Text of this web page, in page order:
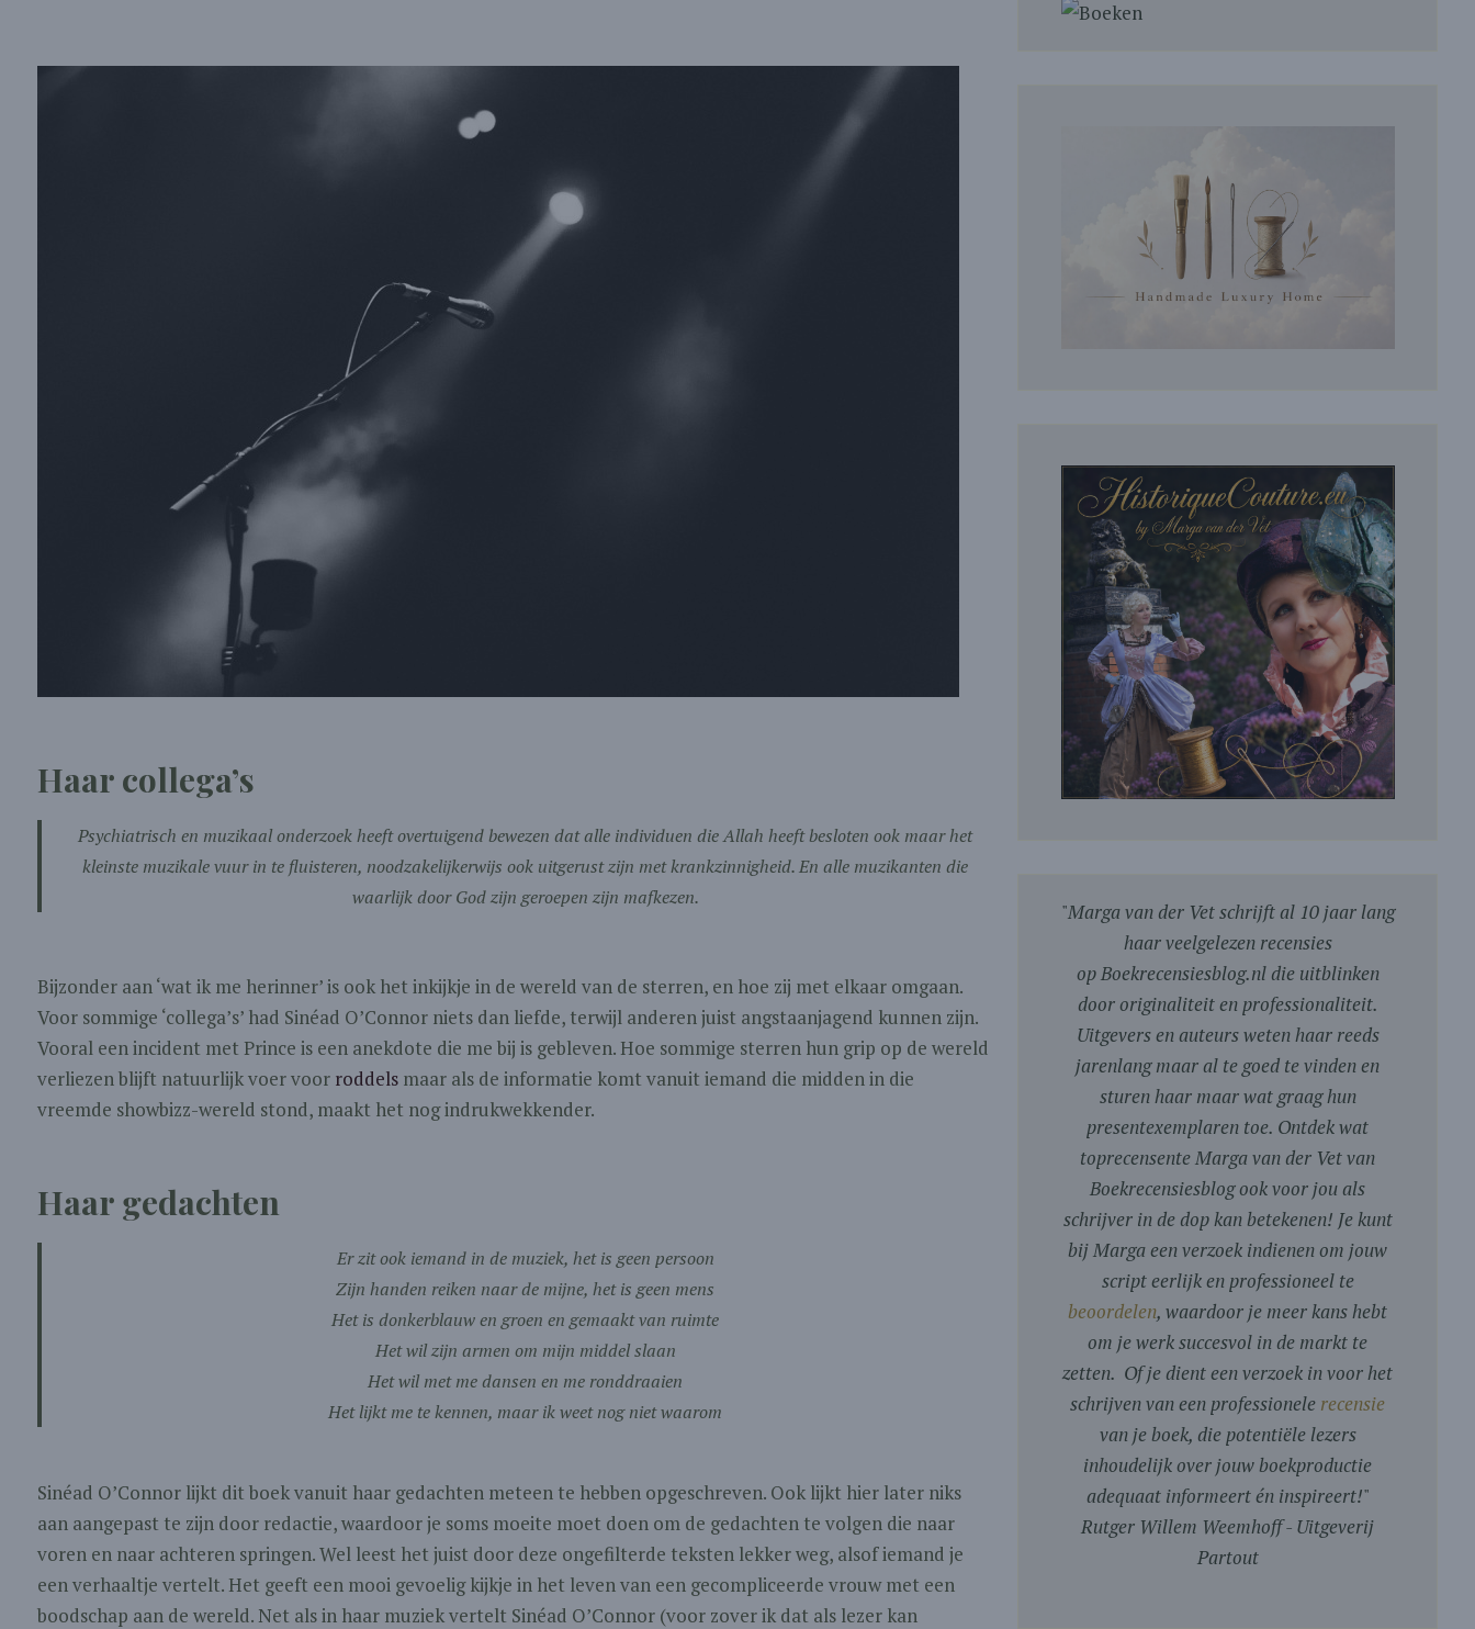
Haar collega’s
Psychiatrisch en muzikaal onderzoek heeft overtuigend bewezen dat alle individuen die Allah heeft besloten ook maar het
kleinste muzikale vuur in te fluisteren, noodzakelijkerwijs ook uitgerust zijn met krankzinnigheid. En alle muzikanten die
waarlijk door God zijn geroepen zijn mafkezen.
Bijzonder aan ‘wat ik me herinner’ is ook het inkijkje in de wereld van de sterren, en hoe zij met elkaar omgaan.
Voor sommige ‘collega’s’ had Sinéad O’Connor niets dan liefde, terwijl anderen juist angstaanjagend kunnen zijn.
Vooral een incident met Prince is een anekdote die me bij is gebleven. Hoe sommige sterren hun grip op de wereld
verliezen blijft natuurlijk voer voor roddelsmaar als de informatie komt vanuit iemand die midden in die
vreemde showbizz-wereld stond, maakt het nog indrukwekkender.
Haar gedachten
Er zit ook iemand in de muziek, het is geen persoon
Zijn handen reiken naar de mijne, het is geen mens
Het is donkerblauw en groen en gemaakt van ruimte
Het wil zijn armen om mijn middel slaan
Het wil met me dansen en me ronddraaien
Het lijkt me te kennen, maar ik weet nog niet waarom
Sinéad O’Connor lijkt dit boek vanuit haar gedachten meteen te hebben opgeschreven. Ook lijkt hier later niks
aan aangepast te zijn door redactie, waardoor je soms moeite moet doen om de gedachten te volgen die naar
voren en naar achteren springen. Wel leest het juist door deze ongefilterde teksten lekker weg, alsof iemand je
een verhaaltje vertelt. Het geeft een mooi gevoelig kijkje in het leven van een gecompliceerde vrouw met een
boodschap aan de wereld. Net als in haar muziek vertelt Sinéad O’Connor (voor zover ik dat als lezer kan
"Marga van der Vet schrijft al 10 jaar lang
haar veelgelezen recensies
op Boekrecensiesblog.nl die uitblinken
door originaliteit en professionaliteit.
Uitgevers en auteurs weten haar reeds
jarenlang maar al te goed te vinden en
sturen haar maar wat graag hun
presentexemplaren toe. Ontdek wat
toprecensente Marga van der Vet van
Boekrecensiesblog ook voor jou als
schrijver in de dop kan betekenen! Je kunt
bij Marga een verzoek indienen om jouw
script eerlijk en professioneel te
beoordelen, waardoor je meer kans hebt
om je werk succesvol in de markt te
zetten. Of je dient een verzoek in voor het
schrijven van een professionele recensie
van je boek, die potentiële lezers
inhoudelijk over jouw boekproductie
adequaat informeert én inspireert!"
Rutger Willem Weemhoff - Uitgeverij
Partout